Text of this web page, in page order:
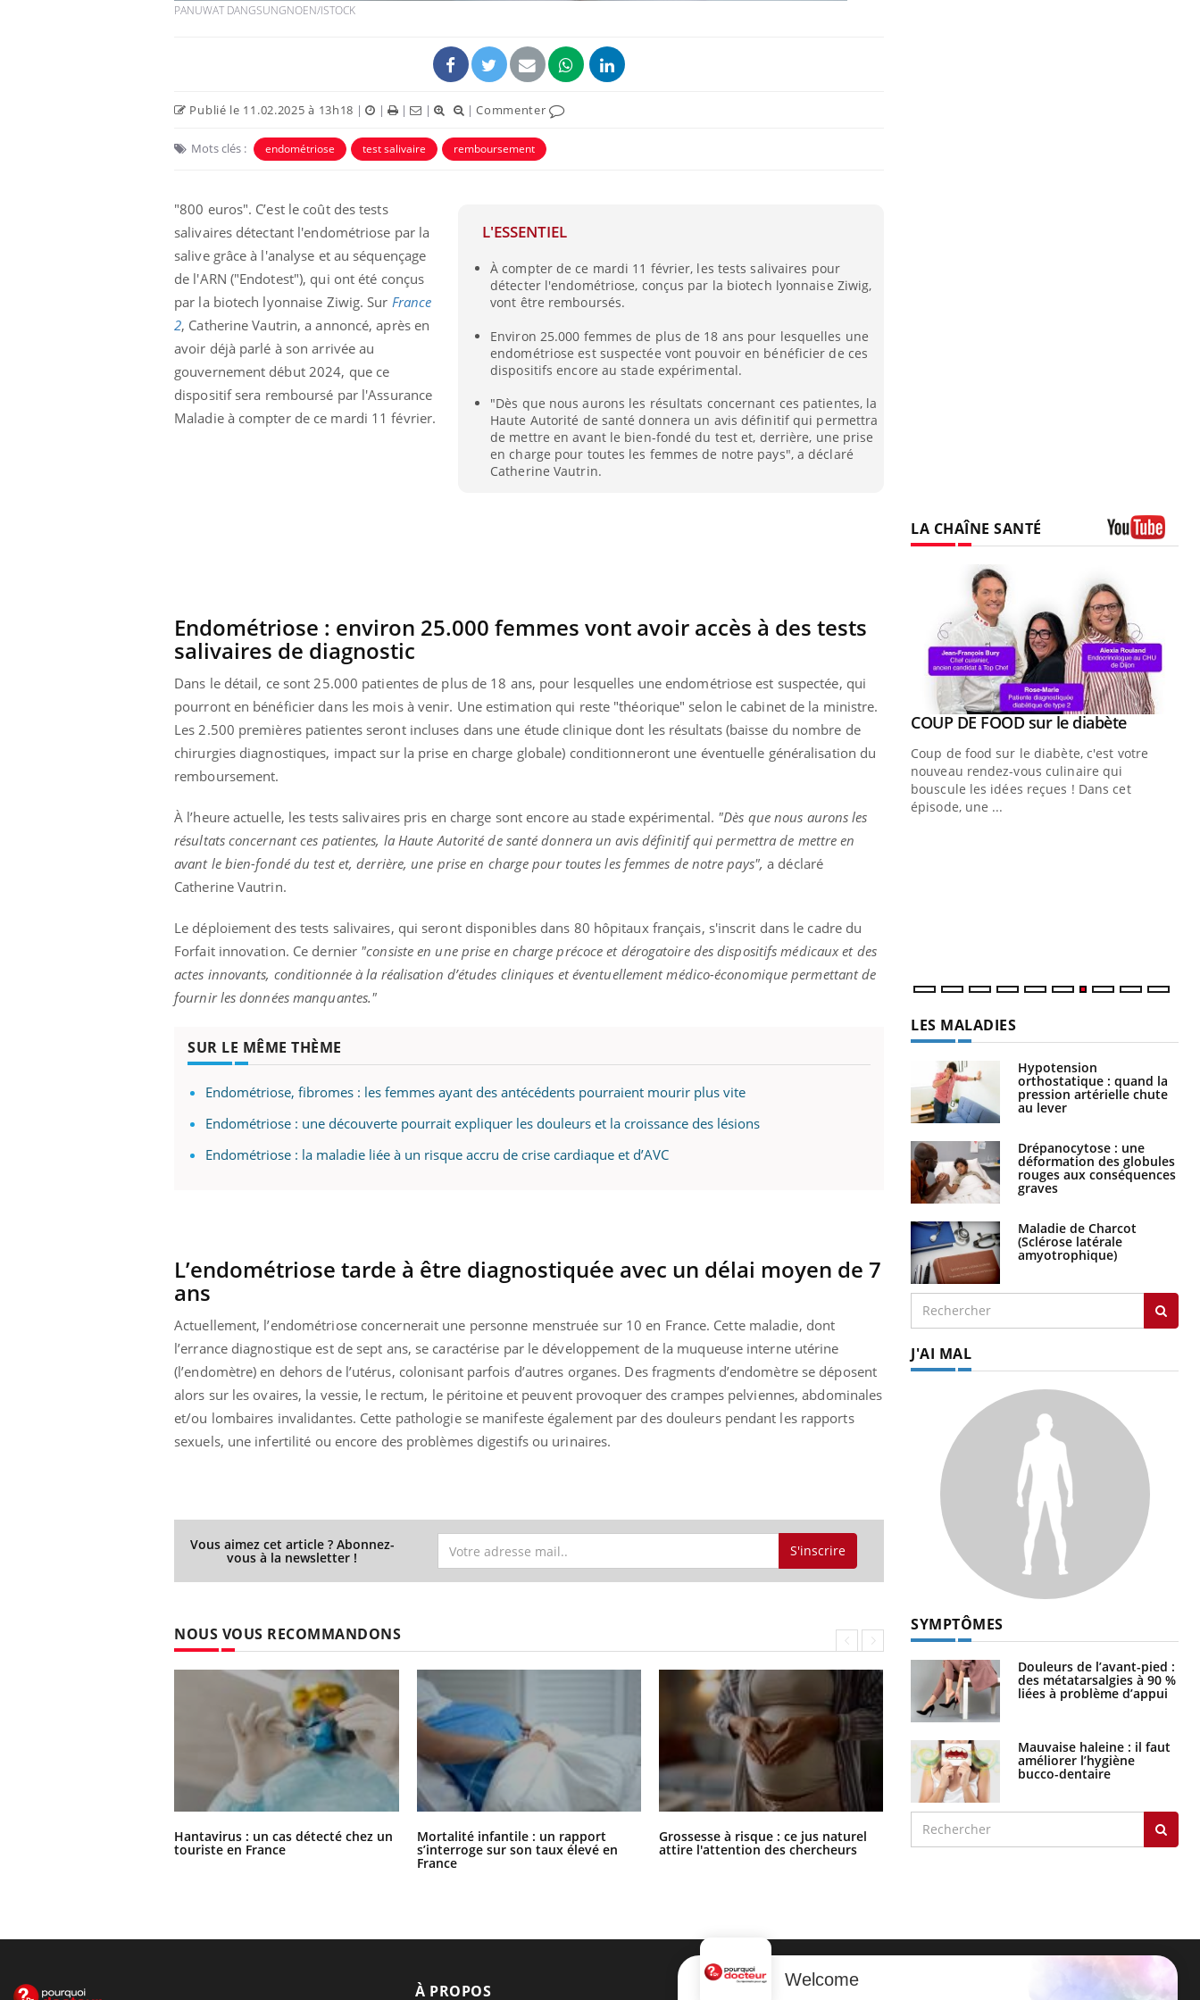
PANUWAT DANGSUNGNOEN/ISTOCK
Publié le 11.02.2025 à 13h18 | | | | |Commenter
Mots clés : endométriose test salivaire remboursement
L'ESSENTIEL
À compter de ce mardi 11 février, les tests salivaires pour
détecter l'endométriose, conçus par la biotech lyonnaise Ziwig,
vont être remboursés.
Environ 25.000 femmes de plus de 18 ans pour lesquelles une
endométriose est suspectée vont pouvoir en bénéficier de ces
dispositifs encore au stade expérimental.
"Dès que nous aurons les résultats concernant ces patientes, la
Haute Autorité de santé donnera un avis définitif qui permettra
de mettre en avant le bien-fondé du test et, derrière, une prise
en charge pour toutes les femmes de notre pays", a déclaré
Catherine Vautrin.
"800 euros". C’est le coût des tests
salivaires détectant l'endométriose par la
salive grâce à l'analyse et au séquençage
de l'ARN ("Endotest"), qui ont été conçus
par la biotech lyonnaise Ziwig. Sur France
2, Catherine Vautrin, a annoncé, après en
avoir déjà parlé à son arrivée au
gouvernement début 2024, que ce
dispositif sera remboursé par l'Assurance
Maladie à compter de ce mardi 11 février.
Endométriose : environ 25.000 femmes vont avoir accès à des tests
salivaires de diagnostic
Dans le détail, ce sont 25.000 patientes de plus de 18 ans, pour lesquelles une endométriose est suspectée, qui
pourront en bénéficier dans les mois à venir. Une estimation qui reste "théorique" selon le cabinet de la ministre.
Les 2.500 premières patientes seront incluses dans une étude clinique dont les résultats (baisse du nombre de
chirurgies diagnostiques, impact sur la prise en charge globale) conditionneront une éventuelle généralisation du
remboursement.
À l’heure actuelle, les tests salivaires pris en charge sont encore au stade expérimental. "Dès que nous aurons les
résultats concernant ces patientes, la Haute Autorité de santé donnera un avis définitif qui permettra de mettre en
avant le bien-fondé du test et, derrière, une prise en charge pour toutes les femmes de notre pays", a déclaré
Catherine Vautrin.
Le déploiement des tests salivaires, qui seront disponibles dans 80 hôpitaux français, s'inscrit dans le cadre du
Forfait innovation. Ce dernier "consiste en une prise en charge précoce et dérogatoire des dispositifs médicaux et des
actes innovants, conditionnée à la réalisation d’études cliniques et éventuellement médico-économique permettant de
fournir les données manquantes."
SUR LE MÊME THÈME
Endométriose, fibromes : les femmes ayant des antécédents pourraient mourir plus vite
Endométriose : une découverte pourrait expliquer les douleurs et la croissance des lésions
Endométriose : la maladie liée à un risque accru de crise cardiaque et d’AVC
L’endométriose tarde à être diagnostiquée avec un délai moyen de 7
ans
Actuellement, l’endométriose concernerait une personne menstruée sur 10 en France. Cette maladie, dont
l’errance diagnostique est de sept ans, se caractérise par le développement de la muqueuse interne utérine
(l’endomètre) en dehors de l’utérus, colonisant parfois d’autres organes. Des fragments d’endomètre se déposent
alors sur les ovaires, la vessie, le rectum, le péritoine et peuvent provoquer des crampes pelviennes, abdominales
et/ou lombaires invalidantes. Cette pathologie se manifeste également par des douleurs pendant les rapports
sexuels, une infertilité ou encore des problèmes digestifs ou urinaires.
Vous aimez cet article ? Abonnez-
vous à la newsletter ! S'inscrire
NOUS VOUS RECOMMANDONS
Hantavirus : un cas détecté chez un
touriste en France
Mortalité infantile : un rapport
s’interroge sur son taux élevé en
France
Grossesse à risque : ce jus naturel
attire l'attention des chercheurs
Comment oublier les écrans en
vacances ?
LA CHAÎNE SANTÉ
Eczéma Chronique des Mains : se
préparer pour l’été !Youtube
L'été arrive… et avec lui, un tout nouveau
soleil, activités en plein air… Nos mains
Youtube
Diabète & Ramadan 2026Youtube
Le Ramadan approche, et, pour de
Youtube
Un « jumeau numérique » pour
faciliter l’accès à la médecine
préventiveYoutube
santé : l'utilisation d'un « jumeau
numérique » permet ...
Youtube
COUP DE FOOD sur le diabèteYoutube
Coup de food sur le diabète, c'est votre
nouveau rendez-vous culinaire qui
bouscule les idées reçues ! Dans cet
épisode, une ...
LES MALADIES
Hypotension
orthostatique : quand la
pression artérielle chute
au lever
Drépanocytose : une
déformation des globules
rouges aux conséquences
graves
Maladie de Charcot
(Sclérose latérale
amyotrophique)
J'AI MAL
SYMPTÔMES
Douleurs de l’avant-pied :
des métatarsalgies à 90 %
liées à problème d’appui
Mauvaise haleine : il faut
améliorer l’hygiène
bucco-dentaire
À PROPOS NEWSLETTER
Welcome